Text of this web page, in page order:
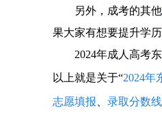
另外，成考的其他
果大家有想要提升学
2024年成人高考
以上就是关于“2024年
志愿填报 录取分数线